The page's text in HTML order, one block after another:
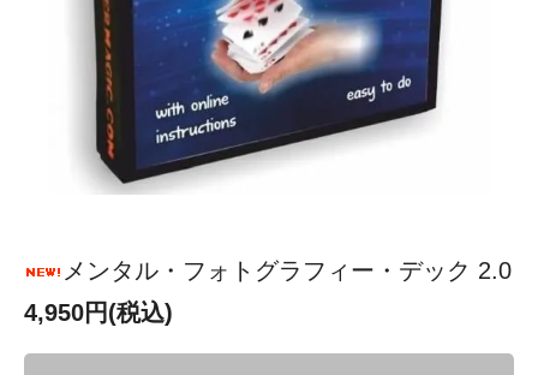
メンタル・フォトグラフィー・デック 2.0
4,950円(税込)